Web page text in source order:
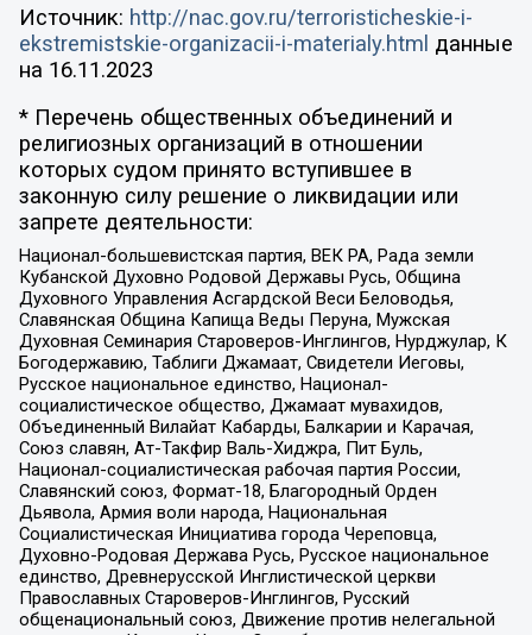
Источник: http://nac.gov.ru/terroristicheskie-i-
ekstremistskie-organizacii-i-materialy.html данные
на 16.11.2023
* Перечень общественных объединений и
религиозных организаций в отношении
которых судом принято вступившее в
законную силу решение о ликвидации или
запрете деятельности:
Национал-большевистская партия, ВЕК РА, Рада земли
Кубанской Духовно Родовой Державы Русь, Община
Духовного Управления Асгардской Веси Беловодья,
Славянская Община Капища Веды Перуна, Мужская
Духовная Семинария Староверов-Инглингов, Нурджулар, К
Богодержавию, Таблиги Джамаат, Свидетели Иеговы,
Русское национальное единство, Национал-
социалистическое общество, Джамаат мувахидов,
Объединенный Вилайат Кабарды, Балкарии и Карачая,
Союз славян, Ат-Такфир Валь-Хиджра, Пит Буль,
Национал-социалистическая рабочая партия России,
Славянский союз, Формат-18, Благородный Орден
Дьявола, Армия воли народа, Национальная
Социалистическая Инициатива города Череповца,
Духовно-Родовая Держава Русь, Русское национальное
единство, Древнерусской Инглистической церкви
Православных Староверов-Инглингов, Русский
общенациональный союз, Движение против нелегальной